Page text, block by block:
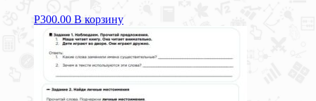
Р300.00 В корзину